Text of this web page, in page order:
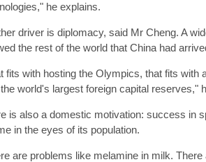
he explains.
driver is diplomacy, said Mr Cheng. A
the rest of the world that China had
fits with hosting the Olympics, that fits with
world's largest foreign capital reserves,"
is also a domestic motivation: success in
in the eyes of its population.
are problems like melamine in milk.